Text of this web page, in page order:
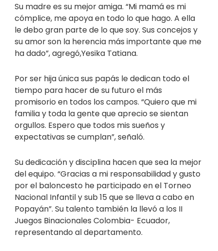
Su madre es su mejor amiga. “Mi mamá es mi
cómplice, me apoya en todo lo que hago. A ella
le debo gran parte de lo que soy. Sus concejos y
su amor son la herencia más importante que me
ha dado”, agregó,Yesika Tatiana.
Por ser hija única sus papás le dedican todo el
tiempo para hacer de su futuro el más
promisorio en todos los campos. “Quiero que mi
familia y toda la gente que aprecio se sientan
orgullos. Espero que todos mis sueños y
expectativas se cumplan”, señaló.
Su dedicación y disciplina hacen que sea la mejor
del equipo. “Gracias a mi responsabilidad y gusto
por el baloncesto he participado en el Torneo
Nacional Infantil y sub 15 que se lleva a cabo en
Popayán”. Su talento también la llevó a los II
Juegos Binacionales Colombia- Ecuador,
representando al departamento.